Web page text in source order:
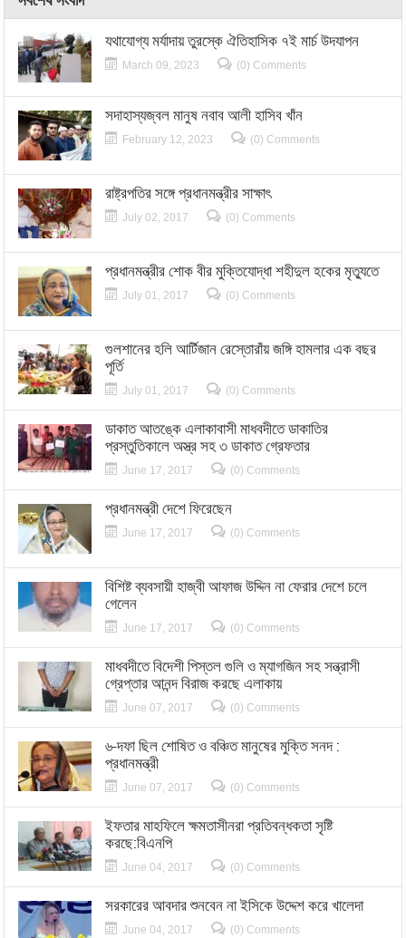
যথাযোগ্য মর্যাদায় তুরস্কে ঐতিহাসিক ৭ই মার্চ উদযাপন
March 09, 2023 (0) Comments
সদাহাস্যজ্বল মানুষ নবাব আলী হাসিব খাঁন
February 12, 2023 (0) Comments
রাষ্ট্রপতির সঙ্গে প্রধানমন্ত্রীর সাক্ষাৎ
July 02, 2017 (0) Comments
প্রধানমন্ত্রীর শোক বীর মুক্তিযোদ্ধা শহীদুল হকের মৃত্যুতে
July 01, 2017 (0) Comments
গুলশানের হলি আর্টিজান রেস্তোরাঁয় জঙ্গি হামলার এক বছর
পূর্তি
July 01, 2017 (0) Comments
ডাকাত আতঙ্কে এলাকাবাসী মাধবদীতে ডাকাতির
প্রস্তুতিকালে অস্ত্র সহ ৩ ডাকাত গ্রেফতার
June 17, 2017 (0) Comments
প্রধানমন্ত্রী দেশে ফিরেছেন
June 17, 2017 (0) Comments
বিশিষ্ট ব্যবসায়ী হাজ্বী আফাজ উদ্দিন না ফেরার দেশে চলে
গেলেন
June 17, 2017 (0) Comments
মাধবদীতে বিদেশী পিস্তল গুলি ও ম্যাগজিন সহ সন্ত্রাসী
গ্রেপ্তার আনন্দ বিরাজ করছে এলাকায়
June 07, 2017 (0) Comments
৬-দফা ছিল শোষিত ও বঞ্চিত মানুষের মুক্তি সনদ :
প্রধানমন্ত্রী
June 07, 2017 (0) Comments
ইফতার মাহফিলে ক্ষমতাসীনরা প্রতিবন্ধকতা সৃষ্টি
করছে:বিএনপি
June 04, 2017 (0) Comments
সরকারের আবদার শুনবেন না ইসিকে উদ্দেশ করে খালেদা
June 04, 2017 (0) Comments